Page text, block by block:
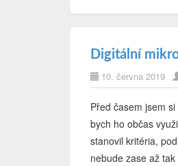
Digitální
10. června 2019
Před časem jsem
bych ho občas
stanovil kritéria,
nebude zase až